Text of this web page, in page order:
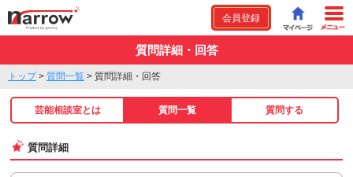
会員登録
質問詳細・回答
トップ> 質問一覧 > 質問詳細・回答
芸能相談室とは 質問一覧 質問する
質問詳細